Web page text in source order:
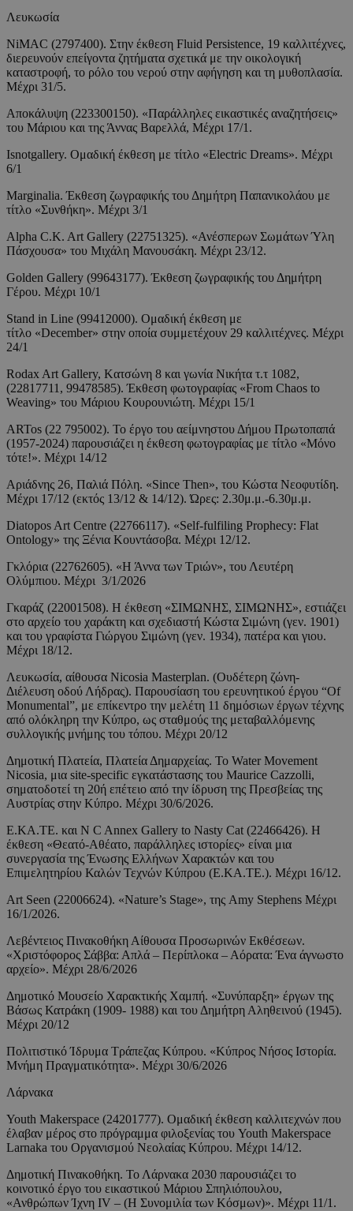
Λευκωσία
NiMAC (2797400). Στην έκθεση Fluid Persistence, 19 καλλιτέχνες,
διερευνούν επείγοντα ζητήματα σχετικά με την οικολογική
καταστροφή, το ρόλο του νερού στην αφήγηση και τη μυθοπλασία.
Μέχρι 31/5.
Αποκάλυψη (223300150). «Παράλληλες εικαστικές αναζητήσεις»
του Μάριου και της Άννας Βαρελλά, Μέχρι 17/1.
Isnotgallery. Ομαδική έκθεση με τίτλο «Electric Dreams». Μέχρι
6/1
Marginalia. Έκθεση ζωγραφικής του Δημήτρη Παπανικολάου με
τίτλο «Συνθήκη». Μέχρι 3/1
Alpha C.K. Art Gallery (22751325). «Ανέσπερων Σωμάτων Ύλη
Πάσχουσα» του Μιχάλη Μανουσάκη. Μέχρι 23/12.
Golden Gallery (99643177). Έκθεση ζωγραφικής του Δημήτρη
Γέρου. Μέχρι 10/1
Stand in Line (99412000). Ομαδική έκθεση με
τίτλο «December» στην οποία συμμετέχουν 29 καλλιτέχνες. Μέχρι
24/1
Rodax Art Gallery, Kατσώνη 8 και γωνία Νικήτα τ.τ 1082,
(22817711, 99478585). Έκθεση φωτογραφίας «From Chaos to
Weaving» του Μάριου Κουρουνιώτη. Μέχρι 15/1
ARTos (22 795002). Το έργο του αείμνηστου Δήμου Πρωτοπαπά
(1957-2024) παρουσιάζει η έκθεση φωτογραφίας με τίτλο «Μόνο
τότε!». Μέχρι 14/12
Αριάδνης 26, Παλιά Πόλη. «Since Then», του Κώστα Νεοφυτίδη.
Μέχρι 17/12 (εκτός 13/12 & 14/12). Ώρες: 2.30μ.μ.-6.30μ.μ.
Diatopos Art Centre (22766117). «Self-fulfiling Prophecy: Flat
Ontology» της Ξένια Κουντάσοβα. Μέχρι 12/12.
Γκλόρια (22762605). «Η Άννα των Τριών», του Λευτέρη
Ολύμπιου. Μέχρι 3/1/2026
Γκαράζ (22001508). Η έκθεση «ΣΙΜΩΝΗΣ, ΣΙΜΩΝΗΣ», εστιάζει
στο αρχείο του χαράκτη και σχεδιαστή Κώστα Σιμώνη (γεν. 1901)
και του γραφίστα Γιώργου Σιμώνη (γεν. 1934), πατέρα και γιου.
Μέχρι 18/12.
Λευκωσία, αίθουσα Nicosia Masterplan. (Ουδέτερη ζώνη-
Διέλευση οδού Λήδρας). Παρουσίαση του ερευνητικού έργου “Of
Monumental”, με επίκεντρο την μελέτη 11 δημόσιων έργων τέχνης
από ολόκληρη την Κύπρο, ως σταθμούς της μεταβαλλόμενης
συλλογικής μνήμης του τόπου. Μέχρι 20/12
Δημοτική Πλατεία, Πλατεία Δημαρχείας. Το Water Movement
Nicosia, μια site-specific εγκατάστασης του Maurice Cazzolli,
σηματοδοτεί τη 20ή επέτειο από την ίδρυση της Πρεσβείας της
Αυστρίας στην Κύπρο. Μέχρι 30/6/2026.
Ε.ΚΑ.ΤΕ. και N C Annex Gallery to Nasty Cat (22466426). Η
έκθεση «Θεατό-Αθέατο, παράλληλες ιστορίες» είναι μια
συνεργασία της Ένωσης Ελλήνων Χαρακτών και του
Επιμελητηρίου Καλών Τεχνών Κύπρου (Ε.ΚΑ.ΤΕ.). Μέχρι 16/12.
Art Seen (22006624). «Nature’s Stage», της Amy Stephens Μέχρι
16/1/2026.
Λεβέντειος Πινακοθήκη Αίθουσα Προσωρινών Εκθέσεων.
«Χριστόφορος Σάββα: Απλά – Περίπλοκα – Αόρατα: Ένα άγνωστο
αρχείο». Μέχρι 28/6/2026
Δημοτικό Μουσείο Χαρακτικής Χαμπή. «Συνύπαρξη» έργων της
Βάσως Κατράκη (1909- 1988) και του Δημήτρη Αληθεινού (1945).
Μέχρι 20/12
Πολιτιστικό Ίδρυμα Τράπεζας Κύπρου. «Κύπρος Νήσος Ιστορία.
Μνήμη Πραγματικότητα». Μέχρι 30/6/2026
Λάρνακα
Youth Makerspace (24201777). Ομαδική έκθεση καλλιτεχνών που
έλαβαν μέρος στο πρόγραμμα φιλοξενίας του Youth Makerspace
Larnaka του Οργανισμού Νεολαίας Κύπρου. Μέχρι 14/12.
Δημοτική Πινακοθήκη. Το Λάρνακα 2030 παρουσιάζει το
κοινοτικό έργο του εικαστικού Μάριου Σπηλιόπουλου,
«Ανθρώπων Ίχνη IV – (Η Συνομιλία των Κόσμων)». Μέχρι 11/1.